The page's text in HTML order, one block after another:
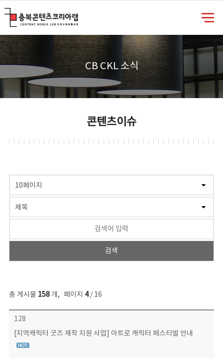
CB CKL 소식
콘텐츠이슈
총 게시물 158개, 페이지 4/ 16
콘텐츠이슈 목록 - 번호, 제목, 작성자, 파일, 조회수, 작성일 정보 제공
128
[지역캐릭터 굿즈 제작 지원 사업] 아트로 캐릭터 페스티벌 안내